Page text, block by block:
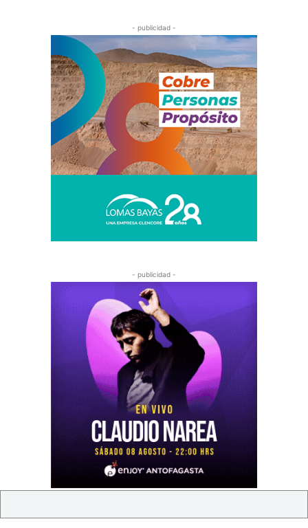
- publicidad -
- publicidad -